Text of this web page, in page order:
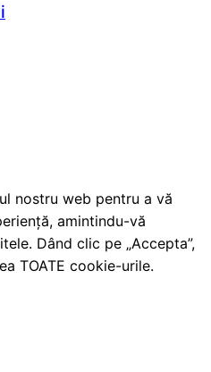
nostru web pentru a vă
amintindu-vă
Dând clic pe „Accepta”,
TOATE cookie-urile.